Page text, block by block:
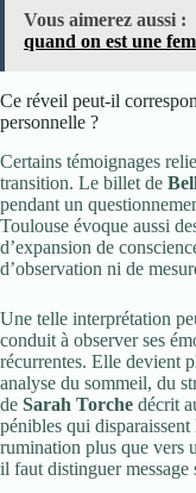
Vous aimerez aussi :
quand on est une
Ce réveil peut-il
personnelle ?
Certains témoignages
transition. Le billet de
pendant un
Toulouse évoque aussi
d’expansion de
d’observation ni de
Une telle interprétation
conduit à observer ses
récurrentes. Elle devient
analyse du sommeil, du
de Sarah Torche décrit
pénibles qui
rumination plus que vers
il faut distinguer